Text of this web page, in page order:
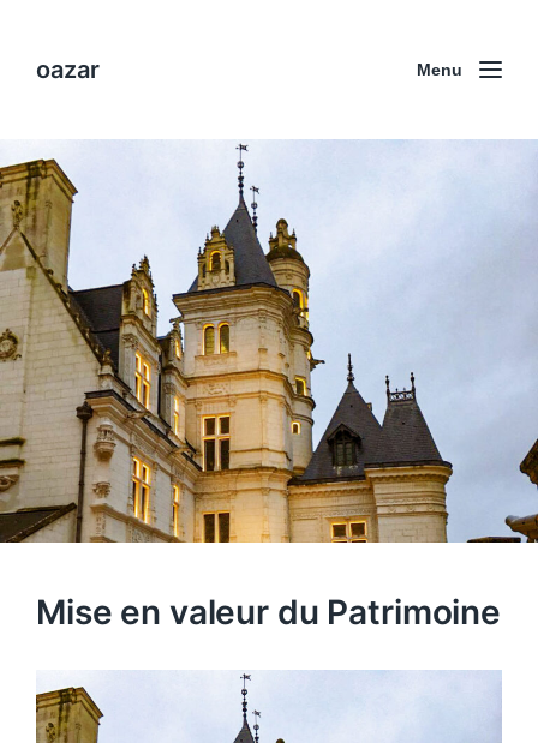
oazar Menu
Mise en valeur du Patrimoine